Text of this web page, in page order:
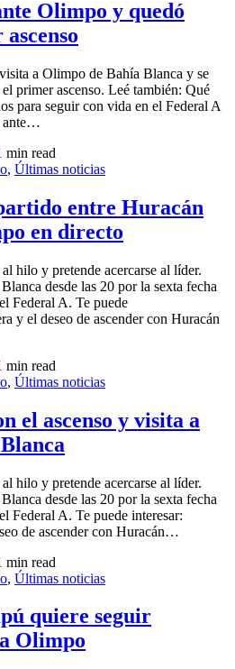
Olimpo y quedó
a Olimpo de Bahía Blanca y se
primer ascenso. Leé también: Qué
para seguir con vida en el Federal A
ante…
min read
, Últimas noticias
entre Huracán
en directo
hilo y pretende acercarse al líder.
desde las 20 por la sexta fecha
Federal A. Te puede
y el deseo de ascender con Huracán
min read
, Últimas noticias
el ascenso y visita a
hilo y pretende acercarse al líder.
desde las 20 por la sexta fecha
Federal A. Te puede interesar:
de ascender con Huracán…
min read
, Últimas noticias
quiere seguir
Olimpo